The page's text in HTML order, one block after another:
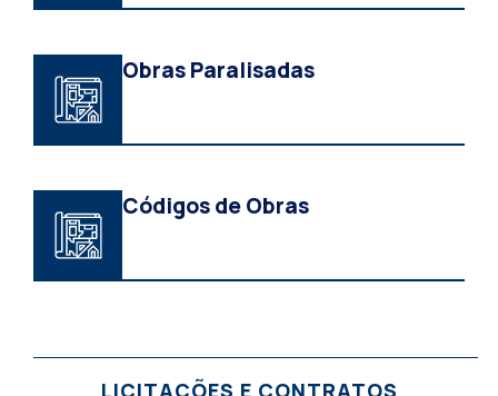
Obras Paralisadas
Códigos de Obras
LICITAÇÕES E CONTRATOS